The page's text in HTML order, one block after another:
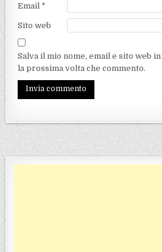
Email *
Sito web
Salva il mio nome, email e sito web
la prossima volta che commento.